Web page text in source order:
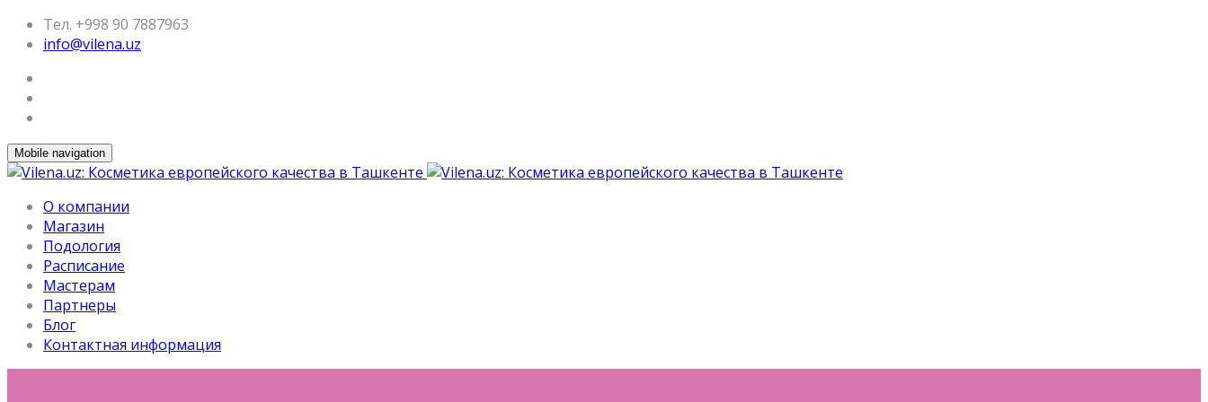
Тел. +998 90 7887963
info@vilena.uz
Mobile navigation
О компании
Магазин
Подология
Расписание
Мастерам
Партнеры
Блог
Контактная информация